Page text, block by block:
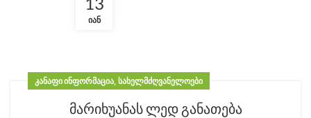
ᲘᲐᲜ
ᲙᲐᲜᲐᲤᲘ ᲘᲜᲤᲝᲠᲛᲐᲪᲘᲐ, ᲡᲐᲮᲔᲚᲛᲫᲦᲕᲐᲜᲔᲚᲝᲔᲑᲘ
მარიხუანას ლედ განათება